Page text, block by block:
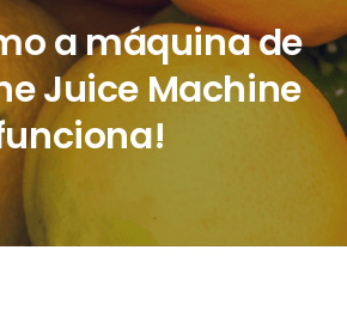
a máquina de
Juice Machine